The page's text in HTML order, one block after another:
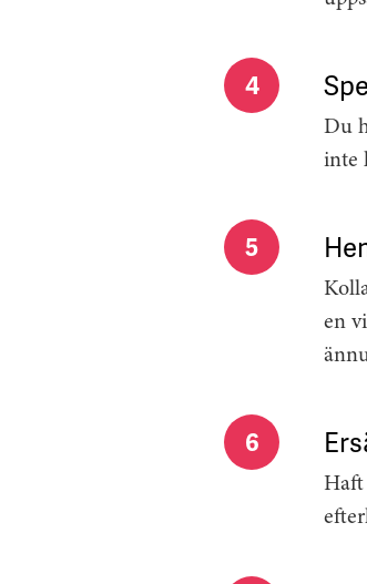
4
Du
inte
5
en
6
Haft